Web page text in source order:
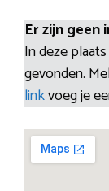
Er zijn
In deze
gevonden.
linkvoeg je